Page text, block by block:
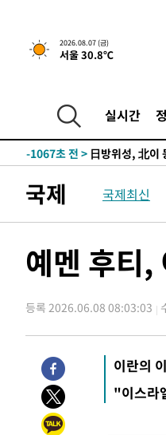
2026.08.07 (금)
서울 30.8℃
실시간
-18809초 전 >'월드컵 탈락
합)
-18245초 전 >[속보] 뉴욕증
-15723초 전 >
경찰, '홍명보
-1319초 전 >
-1067초 전 > 日방위성, 北이
18분 전 >
[속보]합참 "북, 동
28분 전 >'낮 최고 39도' 불볕
34분 전 >"韓 외환시장 개입
40분 전 >서울 낮 37.9도, 올
47분 전 >[속보]종합특검, 대
1시간 전 >
[속보]코스닥,
1시간 전 >
[속보]코스피,
1시간 전 >
[속보]원·달러 환
2시간 전 >
국제 국제최신
예멘 후티,
등록 2026.06.08 08:03:03
이란의
"이스라